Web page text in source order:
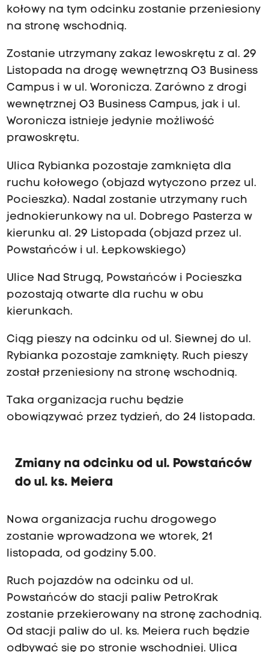
kołowy na tym odcinku zostanie przeniesiony
na stronę wschodnią.
Zostanie utrzymany zakaz lewoskrętu z al. 29
Listopada na drogę wewnętrzną O3 Business
Campus i w ul. Woronicza. Zarówno z drogi
wewnętrznej O3 Business Campus, jak i ul.
Woronicza istnieje jedynie możliwość
prawoskrętu.
Ulica Rybianka pozostaje zamknięta dla
ruchu kołowego (objazd wytyczono przez ul.
Pocieszka). Nadal zostanie utrzymany ruch
jednokierunkowy na ul. Dobrego Pasterza w
kierunku al. 29 Listopada (objazd przez ul.
Powstańców i ul. Łepkowskiego)
Ulice Nad Strugą, Powstańców i Pocieszka
pozostają otwarte dla ruchu w obu
kierunkach.
Ciąg pieszy na odcinku od ul. Siewnej do ul.
Rybianka pozostaje zamknięty. Ruch pieszy
został przeniesiony na stronę wschodnią.
Taka organizacja ruchu będzie
obowiązywać przez tydzień, do 24 listopada.
Zmiany na odcinku od ul. Powstańców
do ul. ks. Meiera
Nowa organizacja ruchu drogowego
zostanie wprowadzona we wtorek, 21
listopada, od godziny 5.00.
Ruch pojazdów na odcinku od ul.
Powstańców do stacji paliw PetroKrak
zostanie przekierowany na stronę zachodnią.
Od stacji paliw do ul. ks. Meiera ruch będzie
odbywać się po stronie wschodniej. Ulica
c
a
.
1
7
l
s
t
o
p
a
d
o
p
o
c
n
i
s
f
a